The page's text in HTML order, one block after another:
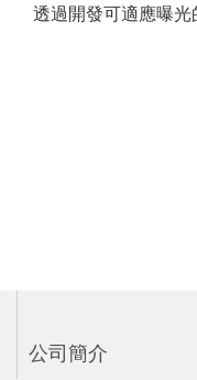
透過開發可適應曝
公司簡介